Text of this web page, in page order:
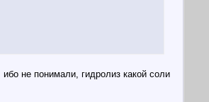
не понимали, гидролиз какой соли